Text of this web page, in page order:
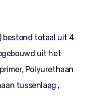
bestond totaal uit 4
uit het
Polyurethaan
tussenlaag ,